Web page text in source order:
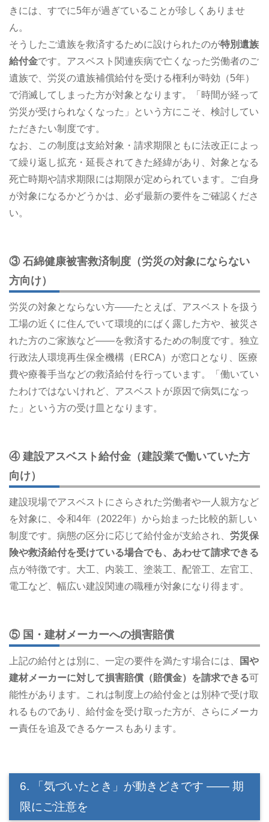
きには、すでに5年が過ぎていることが珍しくありませ
ん。
そうしたご遺族を救済するために設けられたのが特別遺族
給付金です。アスベスト関連疾病で亡くなった労働者のご
遺族で、労災の遺族補償給付を受ける権利が時効（5年）
で消滅してしまった方が対象となります。「時間が経って
労災が受けられなくなった」という方にこそ、検討してい
ただきたい制度です。
なお、この制度は支給対象・請求期限ともに法改正によっ
て繰り返し拡充・延長されてきた経緯があり、対象となる
死亡時期や請求期限には期限が定められています。ご自身
が対象になるかどうかは、必ず最新の要件をご確認くださ
い。
③ 石綿健康被害救済制度（労災の対象にならない
方向け）
労災の対象とならない方――たとえば、アスベストを扱う
工場の近くに住んでいて環境的にばく露した方や、被災さ
れた方のご家族など――を救済するための制度です。独立
行政法人環境再生保全機構（ERCA）が窓口となり、医療
費や療養手当などの救済給付を行っています。「働いてい
たわけではないけれど、アスベストが原因で病気になっ
た」という方の受け皿となります。
④ 建設アスベスト給付金（建設業で働いていた方
向け）
建設現場でアスベストにさらされた労働者や一人親方など
を対象に、令和4年（2022年）から始まった比較的新しい
制度です。病態の区分に応じて給付金が支給され、 労災保
険や救済給付を受けている場合でも、あわせて請求できる
点が特徴です。大工、内装工、塗装工、配管工、左官工、
電工など、幅広い建設関連の職種が対象になり得ます。
⑤ 国・建材メーカーへの損害賠償
上記の給付とは別に、一定の要件を満たす場合には、
国や
建材メーカーに対して損害賠償（賠償金）を請求できる可
能性があります。これは制度上の給付金とは別枠で受け取
れるものであり、給付金を受け取った方が、さらにメーカ
ー責任を追及できるケースもあります。
6. 「気づいたとき」が動きどきです ―― 期
限にご注意を